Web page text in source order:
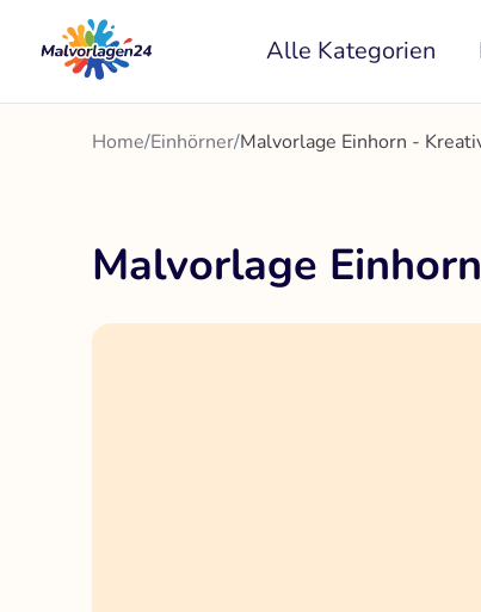
Inhalt
springen
Alle Kategorien
Home/Einhörner/Malvorlage Einhorn -
Malvorlage